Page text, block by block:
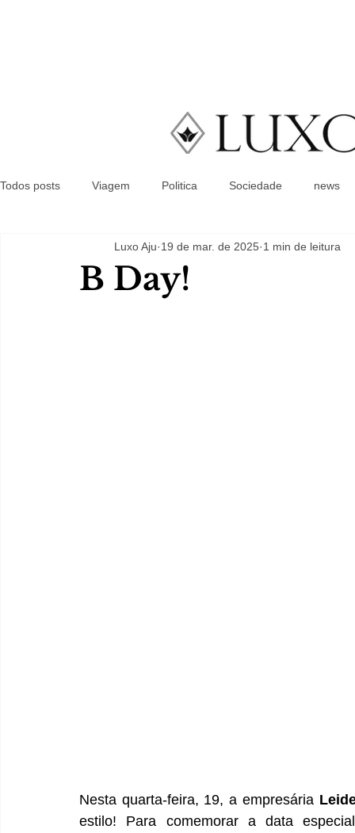
Todos posts Viagem Politica Sociedade news
B Day!
Luxo Aju 19 de mar. de 2025 1 min de leitura
Nesta quarta-feira, 19, a empresária
estilo! Para comemorar a data